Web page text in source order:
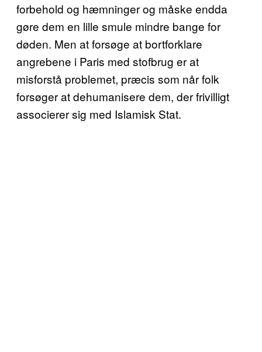
forbehold og hæmninger og måske endda
gøre dem en lille smule mindre bange for
døden. Men at forsøge at bortforklare
angrebene i Paris med stofbrug er at
misforstå problemet, præcis som når folk
forsøger at dehumanisere dem, der frivilligt
associerer sig med Islamisk Stat.